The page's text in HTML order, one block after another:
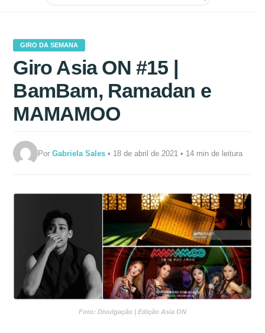
GIRO DA SEMANA
Giro Asia ON #15 |
BamBam, Ramadan e
MAMAMOO
PorGabriela Sales • 18 de abril de 2021 • 14 min de leitura
Foto: Divulgação | Edição Asia ON